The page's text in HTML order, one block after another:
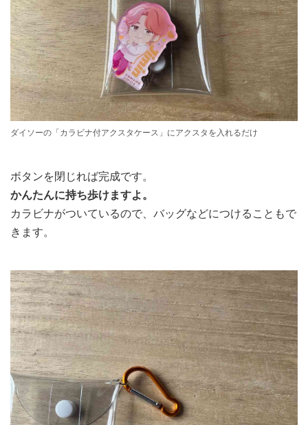
ダイソーの「カラビナ付アクスタケース」にアクスタを入れるだけ
ボタンを閉じれば完成です。
かんたんに持ち歩けますよ。
カラビナがついているので、バッグなどにつけることもで
きます。